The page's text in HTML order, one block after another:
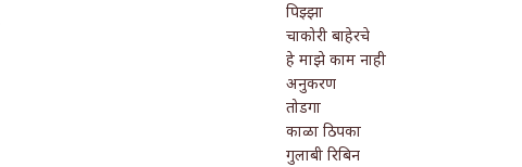
पिझ्झा
चाकोरी बाहेरचे
हे माझे काम नाही
अनुकरण
तोडगा
काळा ठिपका
गुलाबी रिबिन